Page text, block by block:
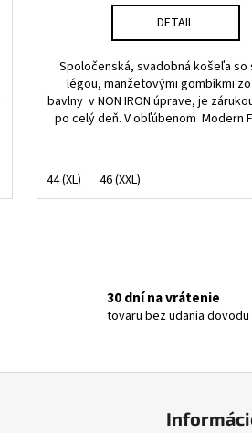
DETAIL
Spoločenská, svadobná košeľa so
légou, manžetovými gombíkmi
bavlny v NON IRON úprave, je
po celý deň. V obľúbenom Modern
44 (XL) 46 (XXL)
30 dní na vrátenie
tovaru bez udania dovodu